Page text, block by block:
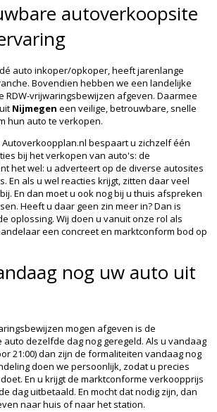
autoverkoopsite
auto inkoper/opkoper, heeft jarenlange
Bovendien hebben we een landelijke
RDW-vrijwaringsbewijzen afgeven. Daarmee
Nijmegen een veilige, betrouwbare, snelle
hun auto te verkopen.
bespaart u zichzelf één
bij het verkopen van auto's: de
het wel: u adverteert op de diverse autosites
En als u wel reacties krijgt, zitten daar veel
En dan moet u ook nog bij u thuis afspreken
Heeft u daar geen zin meer in? Dan is
oplossing. Wij doen u vanuit onze rol als
een concreet en marktconform bod op
nog uw auto uit
mogen afgeven is de
dezelfde dag nog geregeld. Als u vandaag
21:00) dan zijn de formaliteiten vandaag nog
doen we persoonlijk, zodat u precies
En u krijgt de marktconforme verkoopprijs
dag uitbetaald. En mocht dat nodig zijn, dan
naar huis of naar het station.